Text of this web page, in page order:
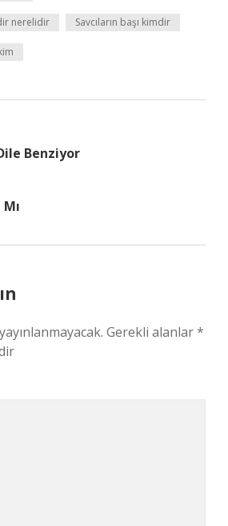
nerelidir Savcıların başı kimdir
Benziyor
Gerekli alanlar*